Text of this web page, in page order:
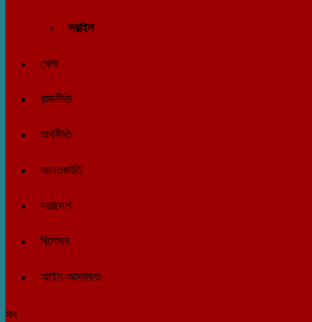
সরাইল
খেলা
রাজনীতি
অর্থনীতি
আন্তর্জাতি
সারাদেশ
বিনোদন
আইন-আদালতে
সব